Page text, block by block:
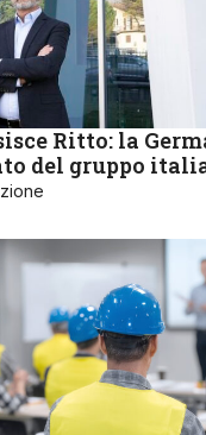
Ritto: la
del gruppo